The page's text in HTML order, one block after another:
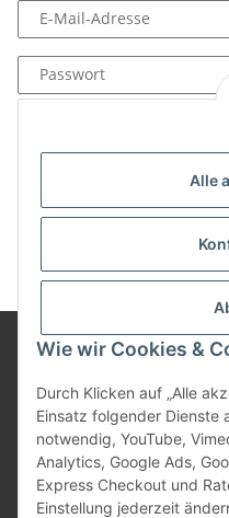
Alle
Wie wir Cookies &
Durch Klicken auf „Alle
Einsatz folgender Dienste
notwendig, YouTube,
Analytics, Google Ads,
Express Checkout und
Einstellung jederzeit
E-Mail-Adresse
Passwort
Neu hier?Jetzt registrieren!
Informationen
Gesetzliche Informationen